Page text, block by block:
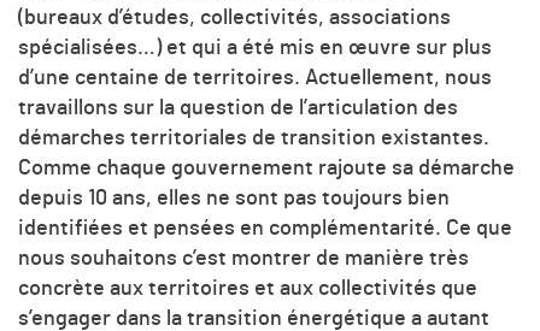
(bureaux d’études, collectivités, associations
spécialisées…) et qui a été mis en œuvre sur plus
d’une centaine de territoires. Actuellement, nous
travaillons sur la question de l’articulation des
démarches territoriales de transition existantes.
Comme chaque gouvernement rajoute sa démarche
depuis 10 ans, elles ne sont pas toujours bien
identifiées et pensées en complémentarité. Ce que
nous souhaitons c’est montrer de manière très
concrète aux territoires et aux collectivités que
s’engager dans la transition énergétique a autant